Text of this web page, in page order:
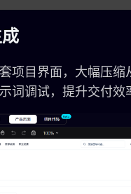
项目界面，大幅压缩
词调试，提升交付效